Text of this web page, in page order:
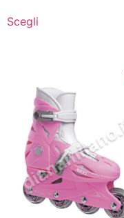
Scegli